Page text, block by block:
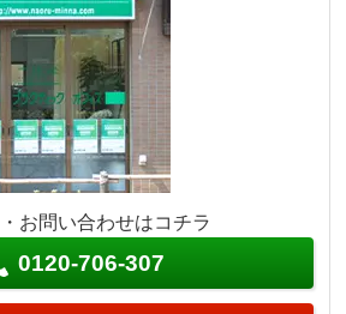
お問い合わせはコチラ
0120-706-307